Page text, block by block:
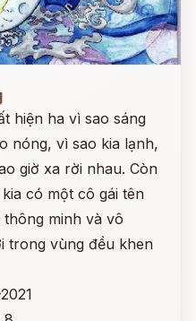
hiện ha vì sao sáng
nóng, vì sao kia lạnh,
giờ xa rời nhau. Còn
có một cô gái tên
thông minh và vô
trong vùng đều khen